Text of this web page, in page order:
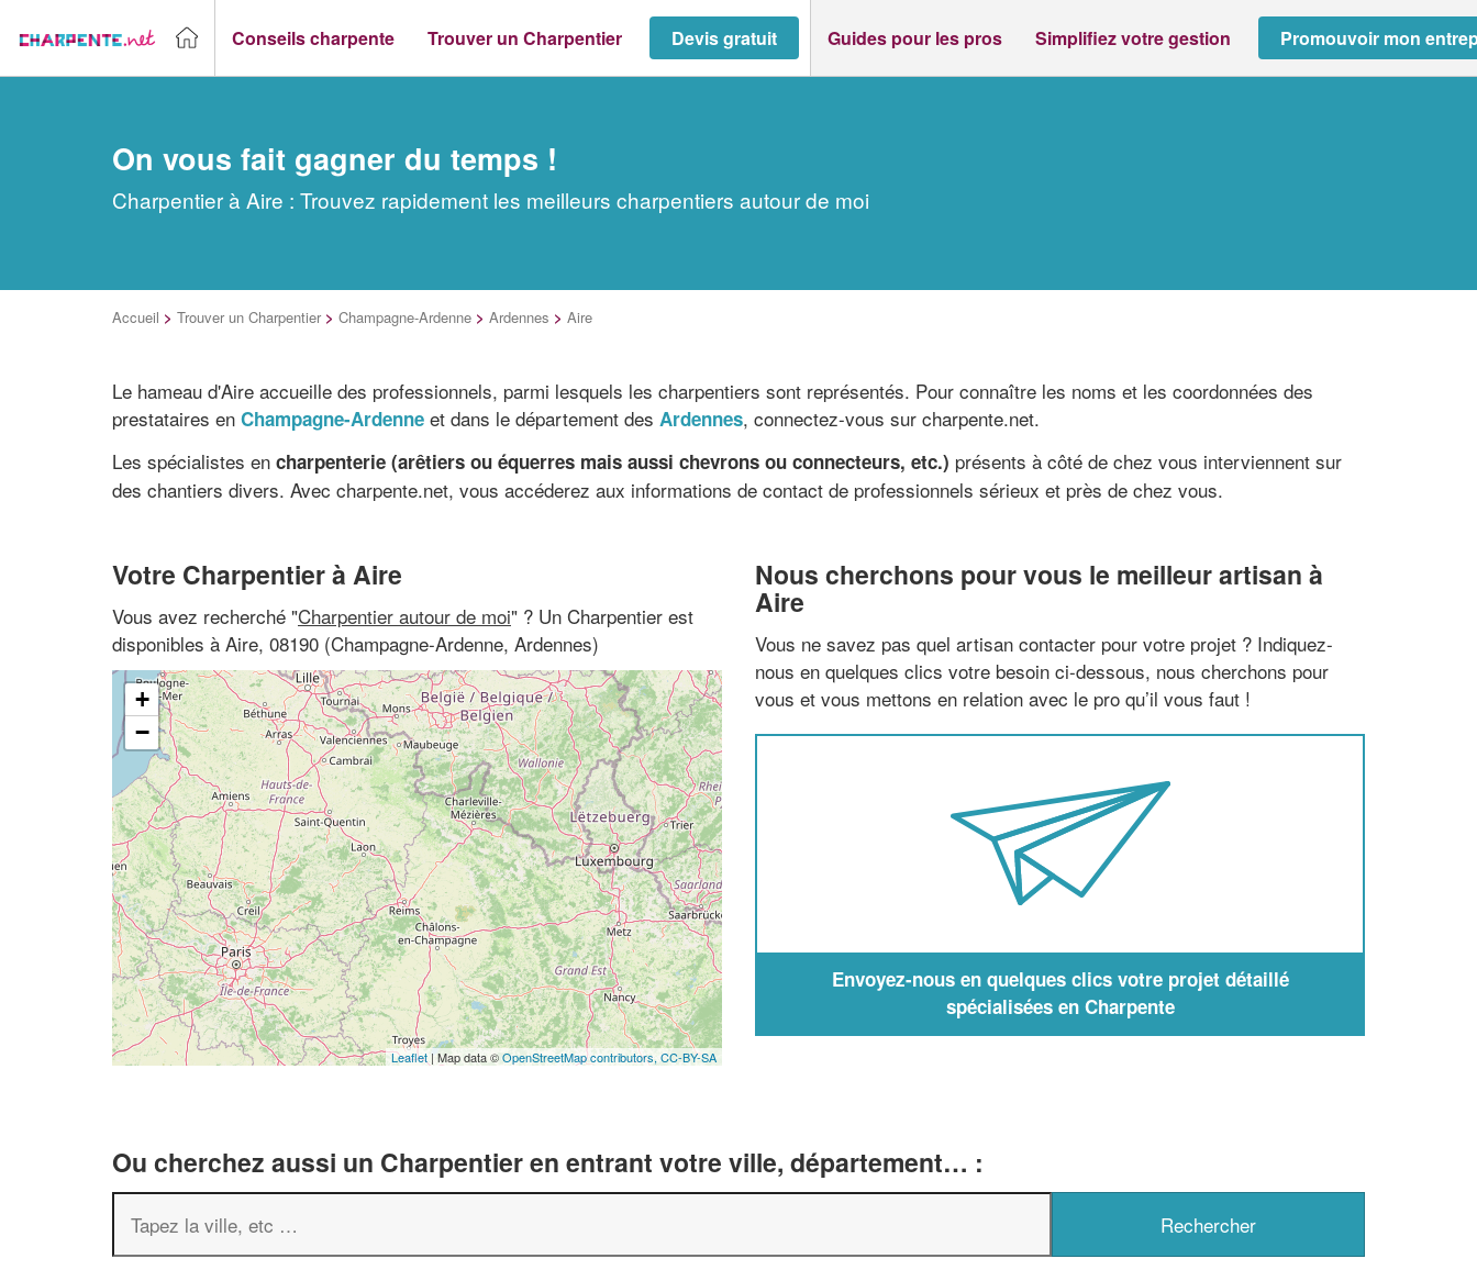
Conseils charpente Trouver un Charpentier Devis gratuit Guides pour les pros Simplifiez votre gestion Promouvoir mon
On vous fait gagner du temps !
Charpentier à Aire : Trouvez rapidement les meilleurs charpentiers autour de moi
Accueil > Trouver un Charpentier > Champagne-Ardenne > Ardennes > Aire
Le hameau d'Aire accueille des professionnels, parmi lesquels les charpentiers sont représentés. Pour connaître les noms et les coordonnées des
prestataires en Champagne-Ardenne et dans le département des Ardennes, connectez-vous sur charpente.net.
Les spécialistes en charpenterie (arêtiers ou équerres mais aussi chevrons ou connecteurs, etc.) présents à côté de chez vous interviennent sur
des chantiers divers. Avec charpente.net, vous accéderez aux informations de contact de professionnels sérieux et près de chez vous.
Votre Charpentier à Aire
Vous avez recherché "Charpentier autour de moi" ? Un Charpentier est
disponibles à Aire, 08190 (Champagne-Ardenne, Ardennes)
+
−
Leaflet | Map data ©OpenStreetMap contributors, CC-BY-SA
Nous cherchons pour vous le meilleur artisan à
Aire
Vous ne savez pas quel artisan contacter pour votre projet ? Indiquez-
nous en quelques clics votre besoin ci-dessous, nous cherchons pour
vous et vous mettons en relation avec le pro qu’il vous faut !
Envoyez-nous en quelques clics votre projet détaillé
spécialisées en Charpente
Ou cherchez aussi un Charpentier en entrant votre ville, département… :